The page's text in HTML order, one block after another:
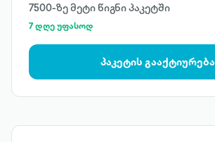
7500-ზე მეტი წიგნი პაკეტში
7 დღე უფასოდ
პაკეტის გააქტიურება